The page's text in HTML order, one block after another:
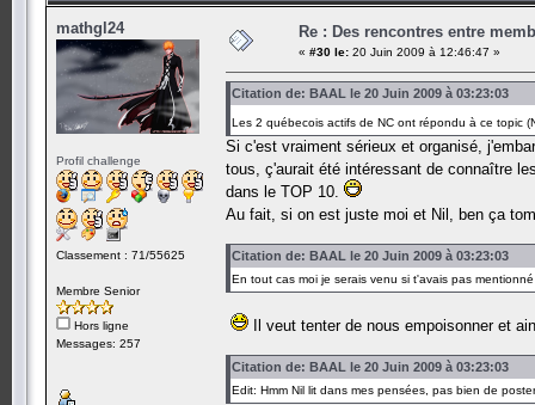
mathgl24
Profil challenge
Classement : 71/55625
Membre Senior
Hors ligne
Messages: 257
Re : Des rencontres entre
« #30 le: 20 Juin 2009 à 12:46:47 »
Citation de: BAAL le 20 Juin 2009 à 03:23:03
Les 2 québecois actifs de NC ont répondu à ce topic
Si c'est vraiment sérieux et organisé,
tous, ç'aurait été intéressant de connaître
dans le TOP 10.
Au fait, si on est juste moi et Nil, ben ça
Citation de: BAAL le 20 Juin 2009 à 03:23:03
En tout cas moi je serais venu si t'avais pas
Il veut tenter de nous empoisonner et
Citation de: BAAL le 20 Juin 2009 à 03:23:03
Edit: Hmm Nil lit dans mes pensées, pas bien de